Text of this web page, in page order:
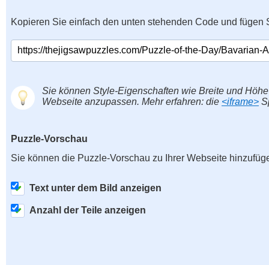
Kopieren Sie einfach den unten stehenden Code und fügen
Sie können Style-Eigenschaften wie Breite und
Webseite anzupassen. Mehr erfahren: die <iframe>
Puzzle-Vorschau
Sie können die Puzzle-Vorschau zu Ihrer Webseite
Text unter dem Bild anzeigen
Anzahl der Teile anzeigen